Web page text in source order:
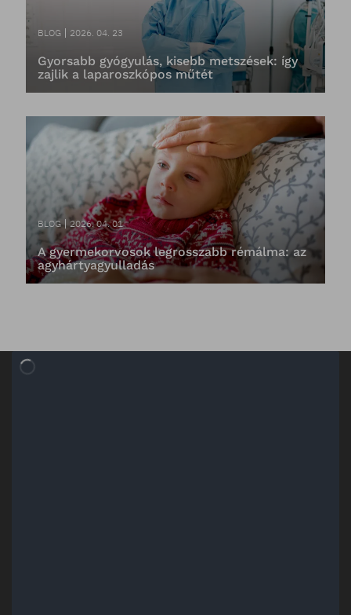
BLOG 2026. 04. 23
Gyorsabb gyógyulás, kisebb metszések: így
zajlik a laparoszkópos műtét
BLOG 2026. 04. 01
A gyermekorvosok legrosszabb rémálma: az
agyhártyagyulladás